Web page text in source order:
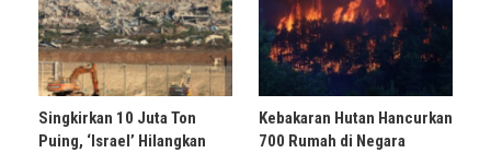
Singkirkan 10 Juta Ton
Puing, ‘Israel’ Hilangkan
Kebakaran Hutan Hancurkan
700 Rumah di Negara